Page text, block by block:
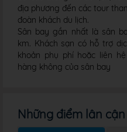
địa phương đến các tour
đoàn khách du lịch.
Sân bay gần nhất là sân
km. Khách sạn có hỗ trợ
khoản phụ phí hoặc liên
hàng không của sân bay
Những điểm lân cận